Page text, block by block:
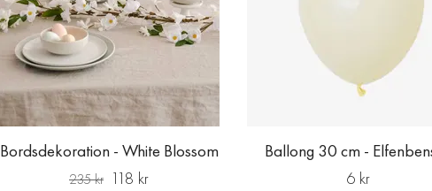
Bordsdekoration - White Blossom
235 kr 118 kr
Ballong 30 cm -
6 kr